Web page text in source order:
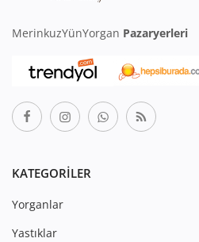
MerinkuzYünYorgan Pazaryerleri
KATEGORILER
Yorganlar
Yastıklar